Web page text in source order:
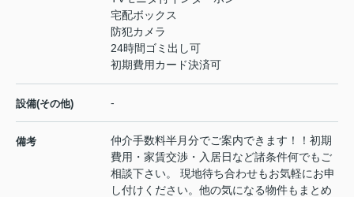
宅配ボックス
防犯カメラ
24時間ゴミ出し可
初期費用カード決済可
設備(その他) -
備考
仲介手数料半月分でご案内できます！！初期
費用・家賃交渉・入居日など諸条件何でもご
相談下さい。 現地待ち合わせもお気軽にお申
し付けください。他の気になる物件もまとめ